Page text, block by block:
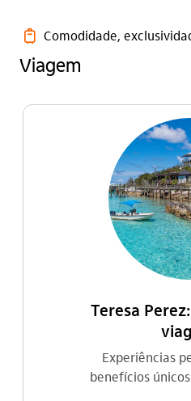
mala_outline Comodidade,
Viagem
Teresa
Experiências
benefícios